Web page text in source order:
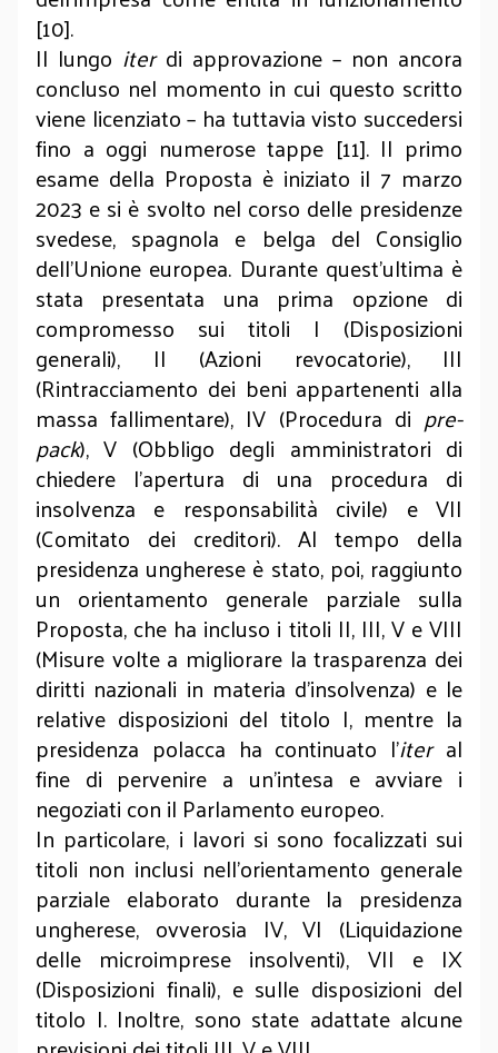
[10].
Il lungo iterdi approvazione – non ancora
concluso nel momento in cui questo scritto
viene licenziato – ha tuttavia visto succedersi
fino a oggi numerose tappe [11]. Il primo
esame della Proposta è iniziato il 7 marzo
2023 e si è svolto nel corso delle presidenze
svedese, spagnola e belga del Consiglio
dell’Unione europea. Durante quest’ultima è
stata presentata una prima opzione di
compromesso sui titoli I (Disposizioni
generali), II (Azioni revocatorie), III
(Rintracciamento dei beni appartenenti alla
massa fallimentare), IV (Procedura di pre-
pack), V (Obbligo degli amministratori di
chiedere l’apertura di una procedura di
insolvenza e responsabilità civile) e VII
(Comitato dei creditori). Al tempo della
presidenza ungherese è stato, poi, raggiunto
un orientamento generale parziale sulla
Proposta, che ha incluso i titoli II, III, V e VIII
(Misure volte a migliorare la trasparenza dei
diritti nazionali in materia d’insolvenza) e le
relative disposizioni del titolo I, mentre la
presidenza polacca ha continuato l’iteral
fine di pervenire a un’intesa e avviare i
negoziati con il Parlamento europeo.
In particolare, i lavori si sono focalizzati sui
titoli non inclusi nell’orientamento generale
parziale elaborato durante la presidenza
ungherese, ovverosia IV, VI (Liquidazione
delle microimprese insolventi), VII e IX
(Disposizioni finali), e sulle disposizioni del
titolo I. Inoltre, sono state adattate alcune